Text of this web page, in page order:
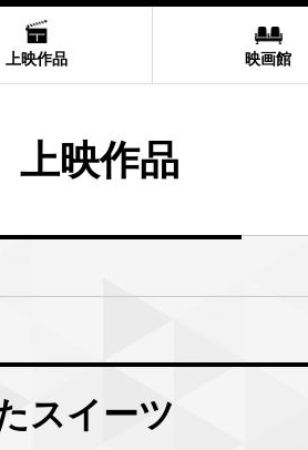
上映作品 映画館
上映作品
スイーツ